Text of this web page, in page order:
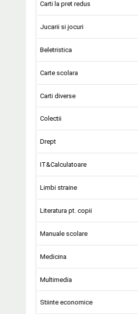
Carti la pret redus
Jucarii si jocuri
Beletristica
Carte scolara
Carti diverse
Colectii
Drept
IT&Calculatoare
Limbi straine
Literatura pt. copii
Manuale scolare
Medicina
Multimedia
Stiinte economice